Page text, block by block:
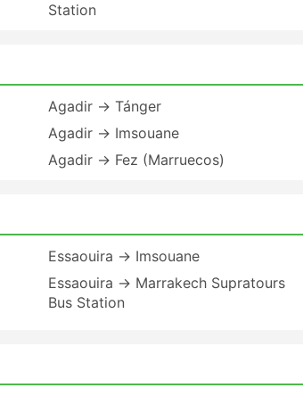
Station
Agadir → Tánger
Agadir → Imsouane
Agadir → Fez (Marruecos)
Essaouira → Imsouane
Essaouira → Marrakech Supratours
Bus Station